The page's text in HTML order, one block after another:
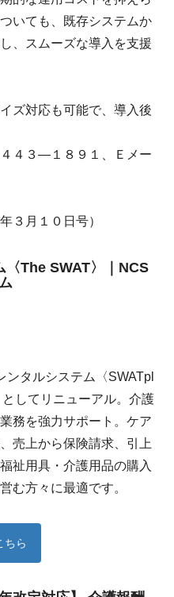
いても、既存システムか
、スムーズな導入を支援
ズ対応も可能で、導入後
４３―１８９１、Ｅメー
３月１０日号）
〈The SWAT〉｜NCS
タルシステム〈SWATpl
してリニューアル。介護
務を強力サポート。ケア
売上から保険請求、引上
祉用具・介護用品の購入
む方々に最適です。
ちら